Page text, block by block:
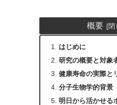
概要
はじめに
研究の概要と対象
健康寿命の実際と
分子生物学的背景
明日から活かせる